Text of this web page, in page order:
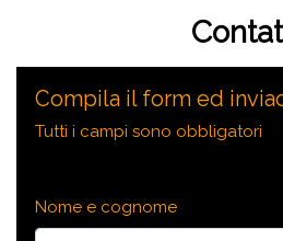
Compila il form ed
Tutti i campi sono obbligatori
Nome e cognome